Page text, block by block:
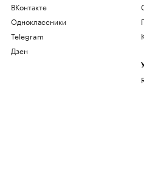
ВКонтакте
Одноклассники
Telegram
Дзен